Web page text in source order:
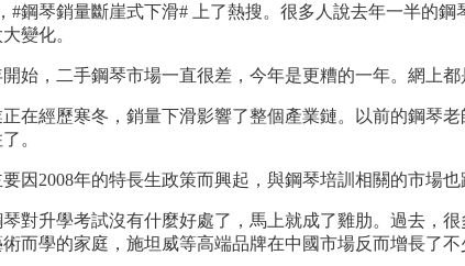
#鋼琴銷量斷崖式下滑# 上了熱搜。很多人說去年一半的
變化。
開始，二手鋼琴市場一直很差，今年是更糟的一年。網上
在經歷寒冬，銷量下滑影響了整個產業鏈。以前的鋼琴
。
因2008年的特長生政策而興起，與鋼琴培訓相關的市場
對升學考試沒有什麼好處了，馬上就成了雞肋。過去，
而學的家庭，施坦威等高端品牌在中國市場反而增長了不